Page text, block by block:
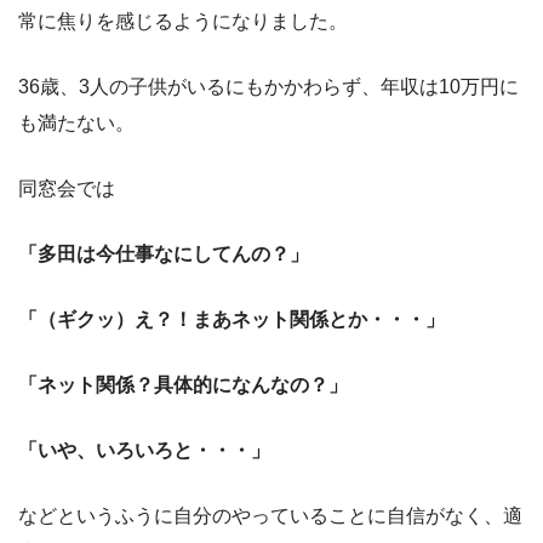
常に焦りを感じるようになりました。
36歳、3人の子供がいるにもかかわらず、年収は10万円に
も満たない。
同窓会では
「多田は今仕事なにしてんの？」
「（ギクッ）え？！まあネット関係とか・・・」
「ネット関係？具体的になんなの？」
「いや、いろいろと・・・」
などというふうに自分のやっていることに自信がなく、適